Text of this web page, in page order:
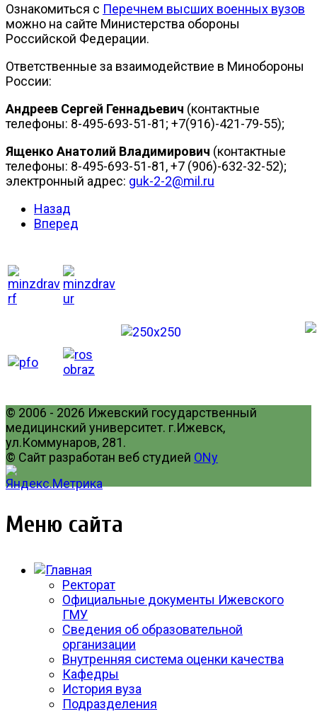
Ознакомиться с Перечнем высших военных вузов
можно на сайте Министерства обороны
Российской Федерации.
Ответственные за взаимодействие в Минобороны
России:
Андреев Сергей Геннадьевич (контактные
телефоны: 8-495-693-51-81; +7(916)-421-79-55);
Ященко Анатолий Владимирович (контактные
телефоны: 8-495-693-51-81, +7 (906)-632-32-52);
электронный адрес: guk-2-2@mil.ru
Назад
Вперед
© 2006 - 2026 Ижевский государственный
медицинский университет. г.Ижевск,
ул.Коммунаров, 281.
© Сайт разработан веб студией ONy
Меню сайта
Ректорат
Официальные документы Ижевского
ГМУ
Сведения об образовательной
организации
Внутренняя система оценки качества
Кафедры
История вуза
Подразделения